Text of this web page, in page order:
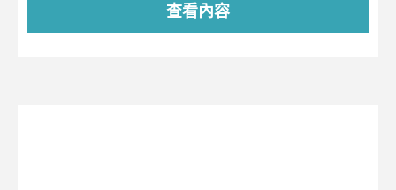
查看內容